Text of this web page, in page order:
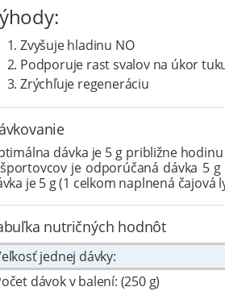
Zvyšuje hladinu NO
Podporuje rast svalov na úkor
Zrýchľuje regeneráciu
dávka je 5 g približne
je odporúčaná dávka 5
je 5 g (1 celkom naplnená čajová
nutričných hodnôt
jednej dávky:
dávok v balení: (250 g)